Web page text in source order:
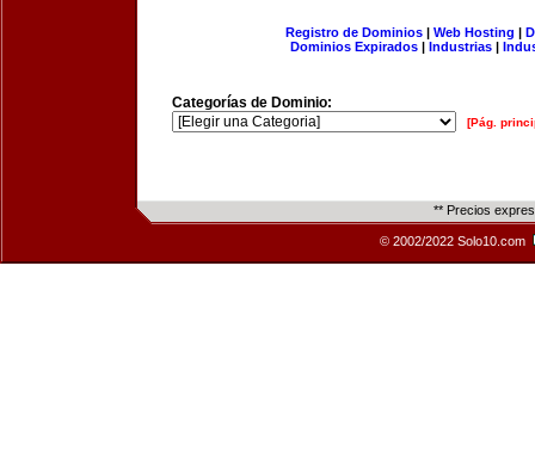
Registro de Dominios| Web Hosting |
Dominios Expirados | Industrias |
Categorías de Dominio:
[Pág.
** Precios
© 2002/2022 Solo10.com